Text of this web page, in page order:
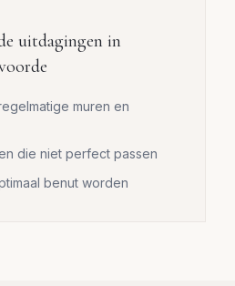
uitdagingen in
muren en
die niet perfect passen
benut worden